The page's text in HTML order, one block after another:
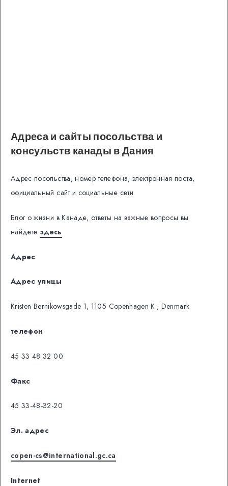
Адреса и сайты посольства и
консульств канады в Дания
Адрес посольства, номер телефона, электронная поста,
официальный сайт и социальные сети.
Блог о жизни в Канаде, ответы на важные вопросы вы
найдете здесь
Адрес
Адрес улицы
Kristen Bernikowsgade 1, 1105 Copenhagen K., Denmark
телефон
45 33 48 32 00
Факс
45 33-48-32-20
Эл. адрес
copen-cs@international.gc.ca
Internet